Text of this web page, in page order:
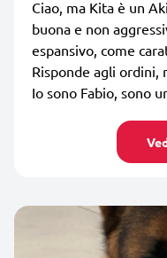
Ciao, ma Kita è un
buona e non
espansivo, come
Risponde agli ordini,
Io sono Fabio, sono